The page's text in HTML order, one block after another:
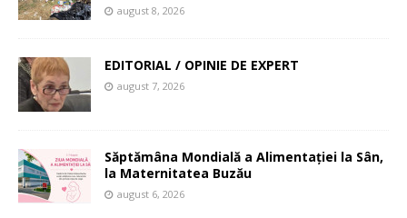
august 8, 2026
EDITORIAL / OPINIE DE EXPERT
august 7, 2026
Săptămâna Mondială a Alimentației la Sân,
la Maternitatea Buzău
august 6, 2026